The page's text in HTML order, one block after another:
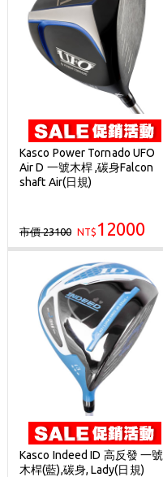
Kasco Power Tornado UFO
Air D 一號木桿 ,碳身Falcon
shaft Air(日規)
市價 23100 NT$ 12000
Kasco Indeed ID 高反發 一號
木桿(藍),碳身, Lady(日規)